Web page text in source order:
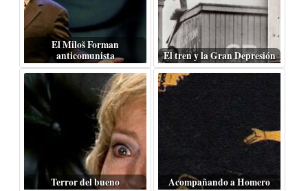
El Miloš Forman
anticomunista
El tren y la Gran Depresión
Terror del bueno Acompañando a Homero